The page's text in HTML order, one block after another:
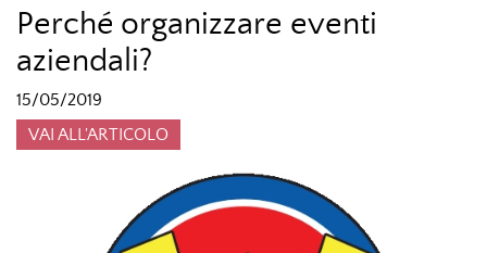
Perché organizzare eventi
aziendali?
15/05/2019
VAI ALL'ARTICOLO